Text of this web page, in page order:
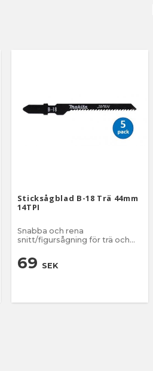
Sticksågblad B-18 Trä 44mm
14TPI
Snabba och rena
snitt/figursågning för trä och
69 SEK